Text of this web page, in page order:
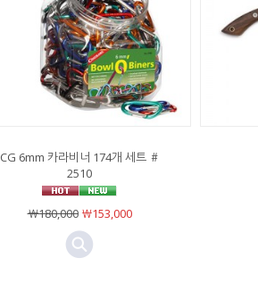
CG 6mm 카라비너 174개 세트 ＃
2510
￦180,000￦153,000